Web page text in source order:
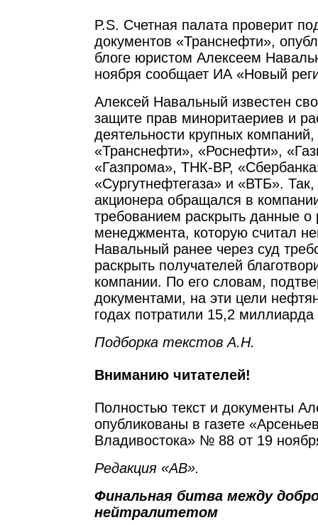
P.S. Счетная палата проверит
документов «Транснефти»,
блоге юристом Алексеем
ноября сообщает ИА «Новый
Алексей Навальный известен
защите прав миноритаериев и
деятельности крупных
«Транснефти», «Роснефти»,
«Газпрома», ТНК-BP,
«Сургутнефтегаза» и «ВТБ».
акционера обращался в
требованием раскрыть данные о
менеджмента, которую считал
Навальный ранее через суд
раскрыть получателей
компании. По его словам,
документами, на эти цели
годах потратили 15,2 миллиарда
Подборка текстов А.Н.
Вниманию читателей!
Полностью текст и документы
опубликованы в газете
Владивостока» № 88 от 19
Редакция «АВ».
Финальная битва между
нейтралитетом